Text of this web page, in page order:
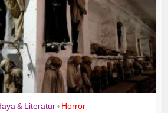
& Literatur • Horror